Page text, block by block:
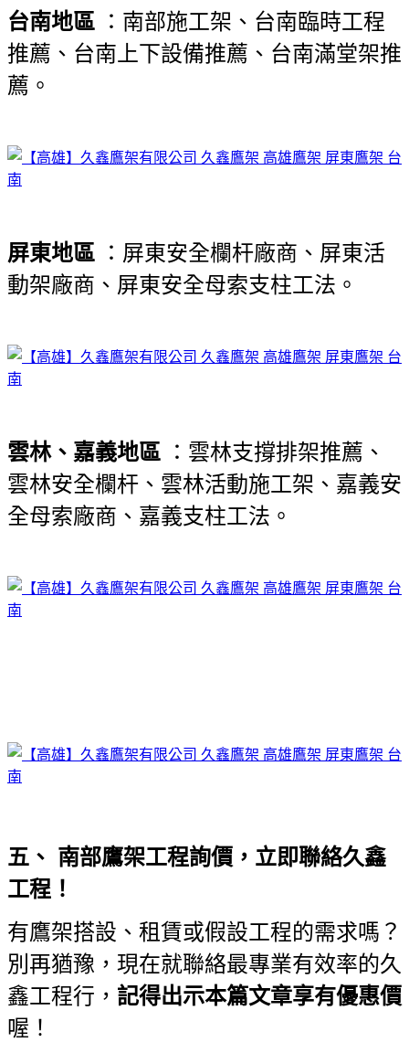
台南地區 ：南部施工架、台南臨時工程
推薦、台南上下設備推薦、台南滿堂架推
薦。
屏東地區 ：屏東安全欄杆廠商、屏東活
動架廠商、屏東安全母索支柱工法。
雲林、嘉義地區 ：雲林支撐排架推薦、
雲林安全欄杆、雲林活動施工架、嘉義安
全母索廠商、嘉義支柱工法。
五、 南部鷹架工程詢價，立即聯絡久鑫
工程！
有鷹架搭設、租賃或假設工程的需求嗎？
別再猶豫，現在就聯絡最專業有效率的久
鑫工程行， 記得出示本篇文章享有優惠價
喔！